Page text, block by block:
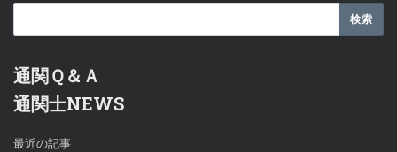
通関Ｑ＆Ａ
通関士NEWS
最近の記事